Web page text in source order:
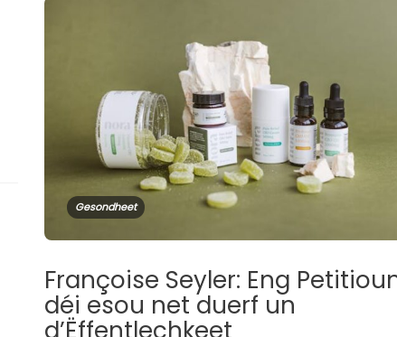
Gesondheet
Françoise Seyler: Eng
déi esou net duerf un
d’Ëffentlechkeet